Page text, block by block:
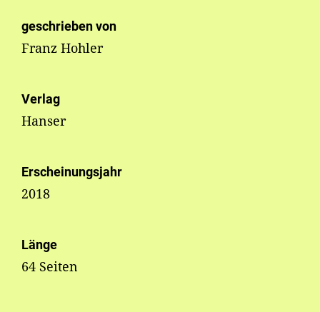
geschrieben von
Franz Hohler
Verlag
Hanser
Erscheinungsjahr
2018
Länge
64 Seiten